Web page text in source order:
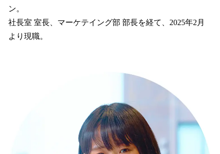
ン。
社長室 室長、マーケテイング部 部長を経て、2025年2月
より現職。